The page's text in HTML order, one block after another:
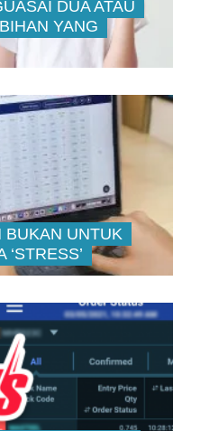
DUA ATAU
YANG
BUKAN UNTUK